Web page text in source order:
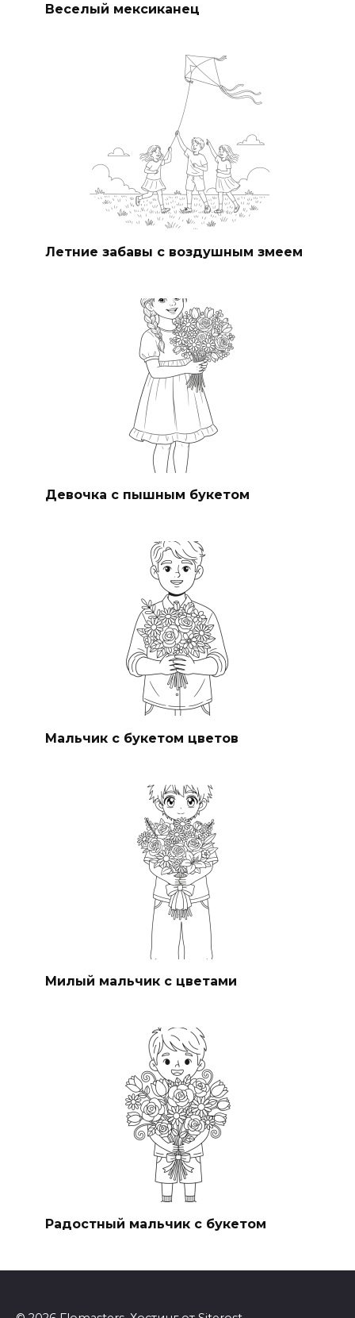
Веселый мексиканец
Летние забавы с воздушным змеем
Девочка с пышным букетом
Мальчик с букетом цветов
Милый мальчик с цветами
Радостный мальчик с букетом